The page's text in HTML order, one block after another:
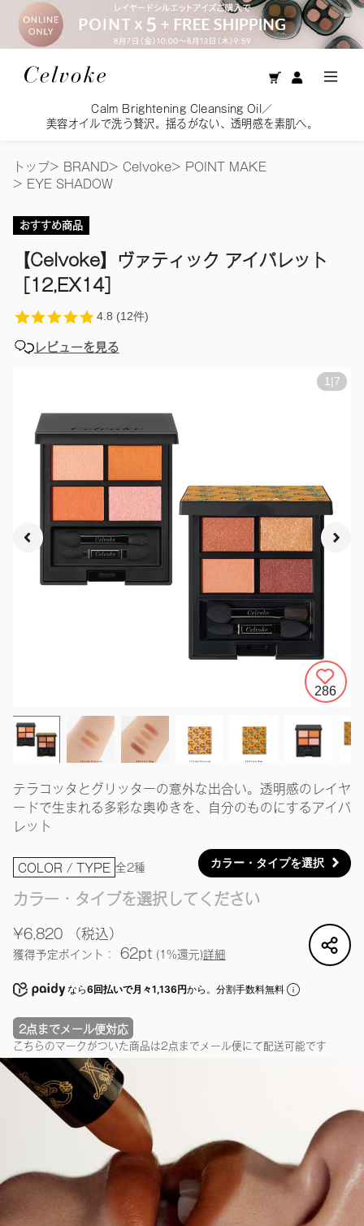
Calm Brightening Cleansing Oil／
美容オイルで洗う贅沢。揺るがない、透明感を素肌へ。
トップ> BRAND> Celvoke> POINT MAKE
> EYE SHADOW
おすすめ商品
【Celvoke】ヴァティック アイパレット
［12,EX14］
レビューを見る
1 7
286
テラコッタとグリッターの意外な出合い。透明感のレイヤ
ードで生まれる多彩な奥ゆきを、自分のものにするアイパ
レット
COLOR / TYPE 全2種 カラー・タイプを選択
カラー・タイプを選択してください
¥6,820（税込）
獲得予定ポイント： 62pt (1%還元)詳細
なら6回払いで月々1,136円から。分割手数料無料
2点までメール便対応
こちらのマークがついた商品は2点までメール便にて配送可能です